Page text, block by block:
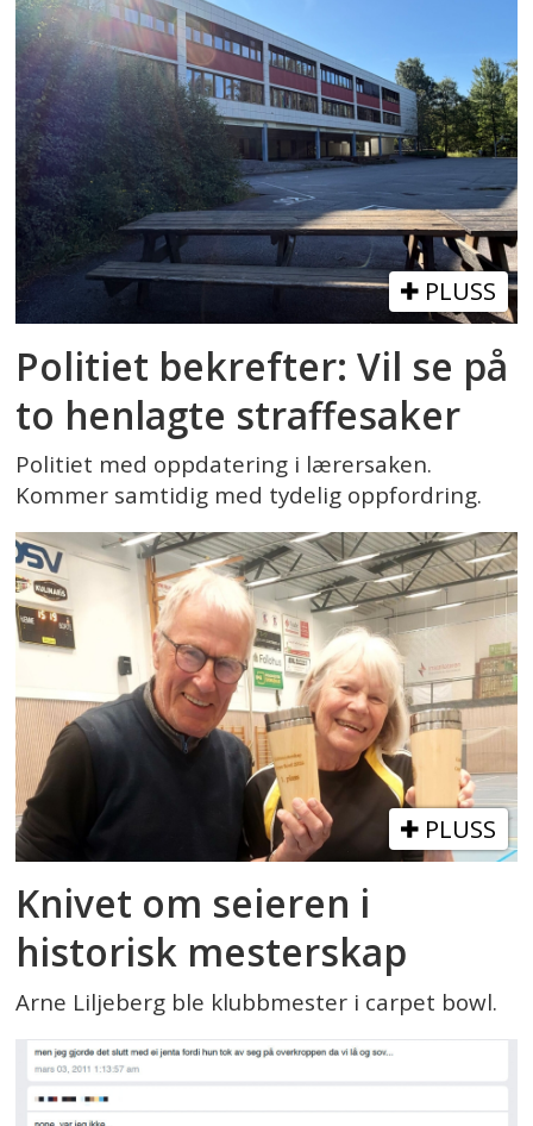
PLUSS
Politiet bekrefter: Vil se på
to henlagte straffesaker
Politiet med oppdatering i lærersaken.
Kommer samtidig med tydelig oppfordring.
PLUSS
Knivet om seieren i
historisk mesterskap
Arne Liljeberg ble klubbmester i carpet bowl.